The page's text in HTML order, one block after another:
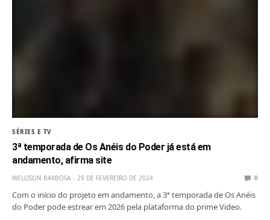
SÉRIES E TV
3ª temporada de Os Anéis do Poder já está em
andamento, afirma site
WELLISON BARBOSA 29 DE FEVEREIRO DE 2024 0
Com o início do projeto em andamento, a 3ª temporada de Os Anéis
do Poder pode estrear em 2026 pela plataforma do prime Video.